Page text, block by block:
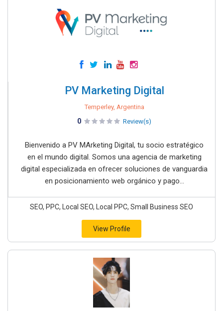
PV Marketing Digital
Temperley, Argentina
0 Review(s)
Bienvenido a PV MArketing Digital, tu socio estratégico
en el mundo digital. Somos una agencia de marketing
digital especializada en ofrecer soluciones de vanguardia
en posicionamiento web orgánico y pago...
SEO, PPC, Local SEO, Local PPC, Small Business SEO
View Profile